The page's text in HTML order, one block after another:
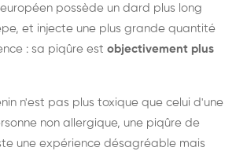
possède un dard plus long
et injecte une plus grande quantité
: sa piqûre est objectivement plus
n'est pas plus toxique que celui d'une
non allergique, une piqûre de
une expérience désagréable mais